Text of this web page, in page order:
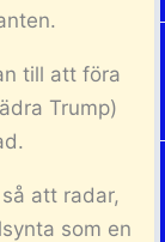
till att föra
Trump)
att radar,
som en